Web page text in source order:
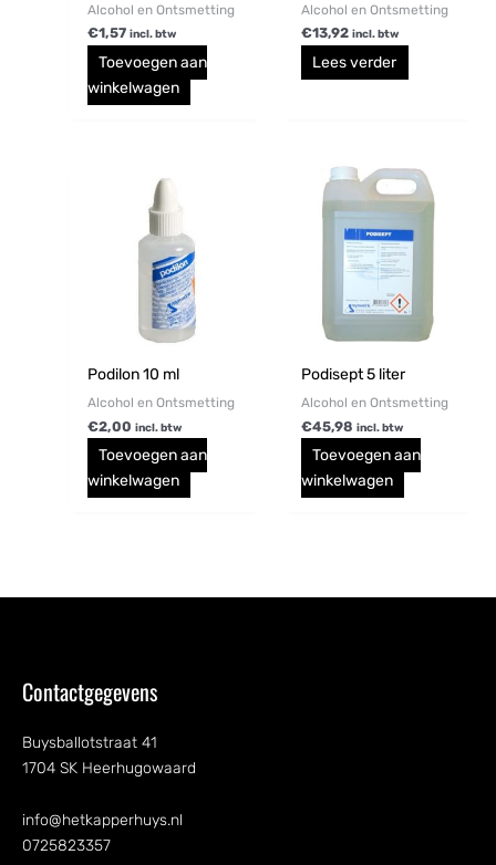
Alcohol en Ontsmetting
€1,57 incl. btw
Toevoegen aan
winkelwagen
Alcohol en Ontsmetting
€13,92 incl. btw
Lees verder
Podilon 10 ml
Alcohol en Ontsmetting
€2,00 incl. btw
Toevoegen aan
winkelwagen
Podisept 5 liter
Alcohol en Ontsmetting
€45,98 incl. btw
Toevoegen aan
winkelwagen
Contactgegevens
Buysballotstraat 41
1704 SK Heerhugowaard
info@hetkapperhuys.nl
0725823357